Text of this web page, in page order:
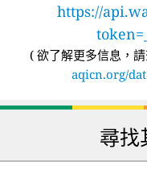
https://
( 欲了解更多信息，
aqicn.org/
尋找